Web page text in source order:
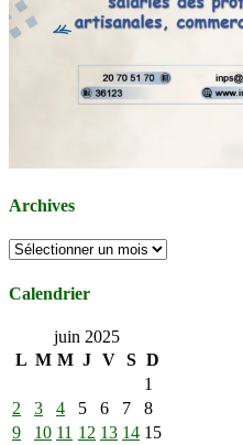
Archives
Archives
Calendrier
juin 2025
L M M J V S D
1
2
3 4 5 6 7
8
9
10 11 12 13 14 15